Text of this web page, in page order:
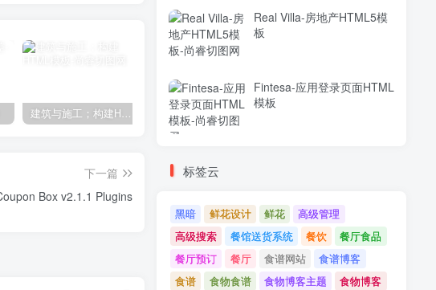
建筑与施工；构建HTML模板 Tecmo-It解决方案与；技术HTML模板
下一篇
WooCommerce Coupon Box v2.1.1 Plugins
Real Villa-房地产HTML5模
板
Fintesa-应用登录页面HTML
模板
标签云
黑暗 鲜花设计 鲜花
高级管理
高级搜索
餐馆送货系统 餐饮
餐厅食品
餐厅预订
餐厅 食谱网站
食谱博客
食谱
食物食谱 食物博客主题
食物博客